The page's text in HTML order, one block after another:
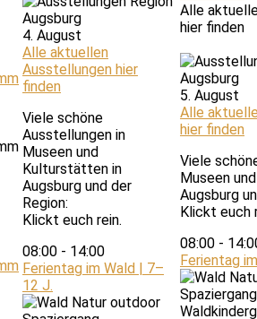
4. August
Alle aktuellen
Ausstellungen hier
finden
Viele schöne
Ausstellungen in
Museen und
Kulturstätten in
Augsburg und der
Region:
Klickt euch rein.
08:00 - 14:00
Ferientag im Wald | 7–
12 J.
Alle
hier finden
5. August
Alle
hier finden
Viele
Museen
Augsburg
Klickt euch
08:00 -
Ferientag